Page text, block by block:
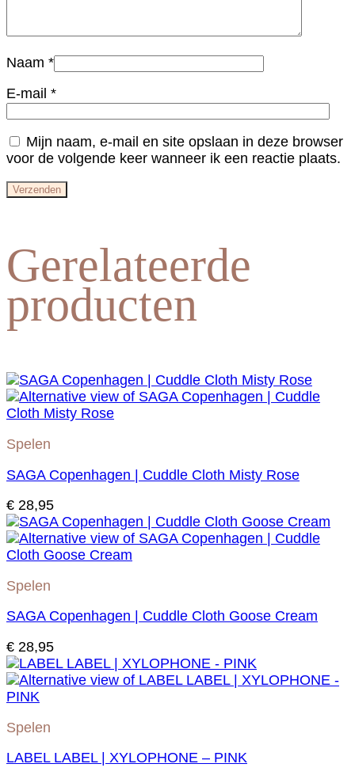
Naam *
E-mail *
Mijn naam, e-mail en site opslaan in deze browser
voor de volgende keer wanneer ik een reactie plaats.
Gerelateerde
producten
Spelen
SAGA Copenhagen | Cuddle Cloth Misty Rose
€ 28,95
Spelen
SAGA Copenhagen | Cuddle Cloth Goose Cream
€ 28,95
Spelen
LABEL LABEL | XYLOPHONE – PINK